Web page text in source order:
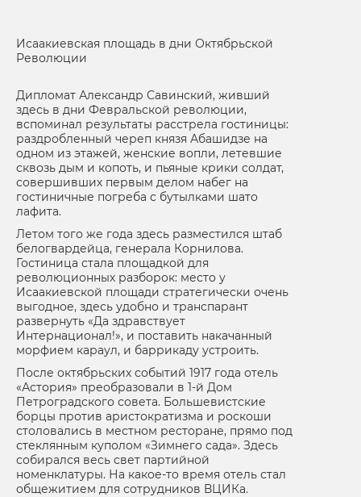
Исаакиевская площадь в дни Октябрьской
Революции
Дипломат Александр Савинский, живший
здесь в дни Февральской революции,
вспоминал результаты расстрела гостиницы:
раздробленный череп князя Абашидзе на
одном из этажей, женские вопли, летевшие
сквозь дым и копоть, и пьяные крики солдат,
совершивших первым делом набег на
гостиничные погреба с бутылками шато
лафита.
Летом того же года здесь разместился штаб
белогвардейца, генерала Корнилова.
Гостиница стала площадкой для
революционных разборок: место у
Исаакиевской площади стратегически очень
выгодное, здесь удобно и транспарант
развернуть «Да здравствует
Интернационал!», и поставить накачанный
морфием караул, и баррикаду устроить.
После октябрьских событий 1917 года отель
«Астория» преобразовали в 1-й Дом
Петроградского совета. Большевистские
борцы против аристократизма и роскоши
столовались в местном ресторане, прямо под
стеклянным куполом «Зимнего сада». Здесь
собирался весь свет партийной
номенклатуры. На какое-то время отель стал
общежитием для сотрудников ВЦИКа.